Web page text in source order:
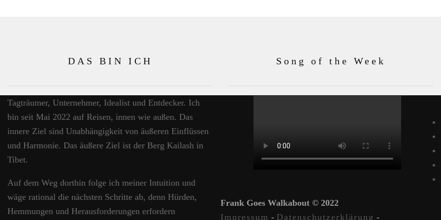
DAS BIN ICH
Tagträumer, Unternehmer, Idealist und Entdecker. Ich
bin seit Mai 2022 auf Reisen, innen wie außen. Das
innere Ziel sind Unabhängigkeit von äußeren Einflüssen
und Harmonie. Das äußere Ziel ist der Berg Kailash in
Tibet.
Auf dem Weg dorthin folge ich meiner Intuition und
wäge rational die nächsten Schritte ab, denn Hürden,
Hemmungen und Herausforderungen erfordern
Song of the Week
Frank Goes Walkabout © 2022
Impressum - Datenschutzerklärung -